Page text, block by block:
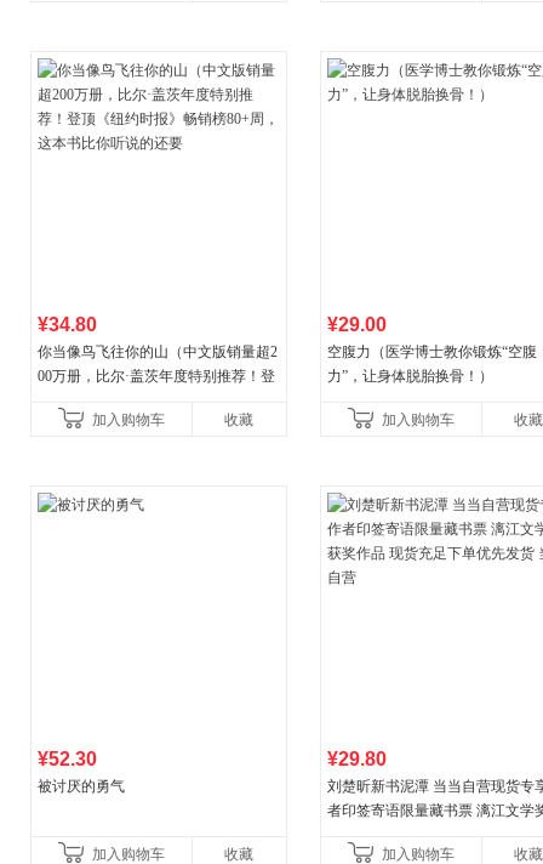
¥34.80
你当像鸟飞往你的山（中文版销量超2
00万册，比尔·盖茨年度特别推荐！登
比你听说的还要
加入购物车 收藏
¥29.00
空腹力（医学博士教你锻炼“空腹
力”，让身体脱胎换骨！）
加入购物车 收藏
¥52.30
被讨厌的勇气
加入购物车 收藏
¥29.80
刘楚昕新书泥潭 当当自营现货专
者印签寄语限量藏书票 漓江文学
加入购物车 收藏